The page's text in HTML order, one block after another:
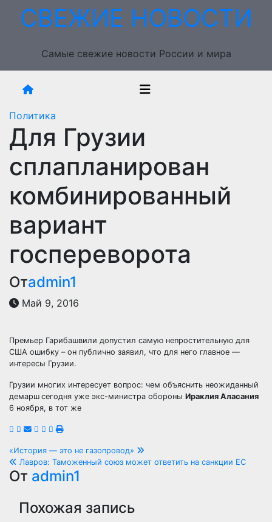
ПерейтиСВЕЖИЕ НОВОСТИ
Самые свежие новости России и мира
Политика
Для Грузии
сплапланирован
комбинированный
вариант
госпереворота
Отadmin1
Май 9, 2016
Премьер Гарибашвили допустил самую непростительную для
США ошибку – он публично заявил, что для него главное —
интересы Грузии.
Грузии многих интересует вопрос: чем объяснить неожиданный
демарш сегодня уже экс-министра обороны Ираклия Аласания
6 ноября, в тот же
Навигация
по
записям
«История — это не газопровод»
Лавров: Таможенный союз может ответить на санкции ЕС
От admin1
Похожая запись